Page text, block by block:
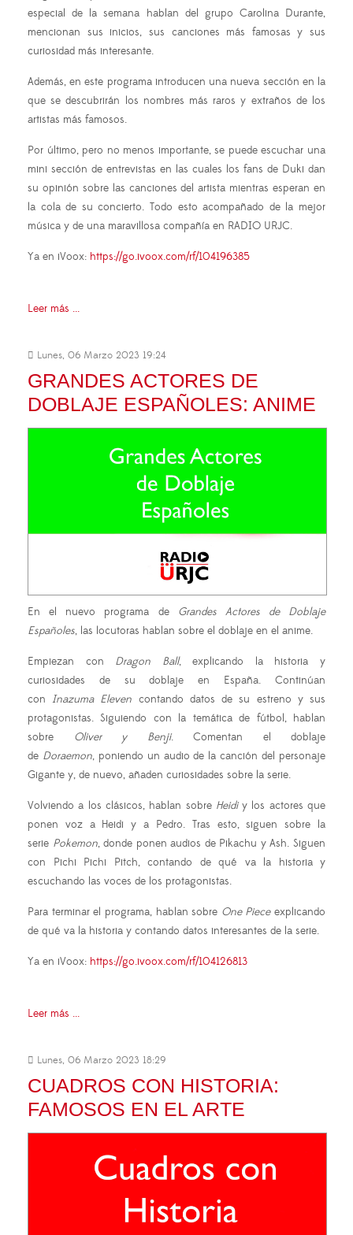
especial de la semana hablan del grupo Carolina Durante,
mencionan sus inicios, sus canciones más famosas y sus
curiosidad más interesante.
Además, en este programa introducen una nueva sección en la
que se descubrirán los nombres más raros y extraños de los
artistas más famosos.
Por último, pero no menos importante, se puede escuchar una
mini sección de entrevistas en las cuales los fans de Duki dan
su opinión sobre las canciones del artista mientras esperan en
la cola de su concierto. Todo esto acompañado de la mejor
música y de una maravillosa compañía en RADIO URJC.
Ya en iVoox: https://go.ivoox.com/rf/104196385
Leer más ...
Lunes, 06 Marzo 2023 19:24
GRANDES ACTORES DE
DOBLAJE ESPAÑOLES: ANIME
En el nuevo programa de Grandes Actores de Doblaje
Españoles, las locutoras hablan sobre el doblaje en el anime.
Empiezan con Dragon Ball, explicando la historia y
curiosidades de su doblaje en España. Continúan
conInazuma Eleven contando datos de su estreno y sus
protagonistas. Siguiendo con la temática de fútbol, hablan
sobre Oliver y Benji. Comentan el doblaje
de Doraemon, poniendo un audio de la canción del personaje
Gigante y, de nuevo, añaden curiosidades sobre la serie.
Volviendo a los clásicos, hablan sobre Heidiy los actores que
ponen voz a Heidi y a Pedro. Tras esto, siguen sobre la
serie Pokemon, donde ponen audios de Pikachu y Ash. Siguen
con Pichi Pichi Pitch, contando de qué va la historia y
escuchando las voces de los protagonistas.
Para terminar el programa, hablan sobre One Piece explicando
de qué va la historia y contando datos interesantes de la serie.
Ya en iVoox: https://go.ivoox.com/rf/104126813
Leer más ...
Lunes, 06 Marzo 2023 18:29
CUADROS CON HISTORIA:
FAMOSOS EN EL ARTE